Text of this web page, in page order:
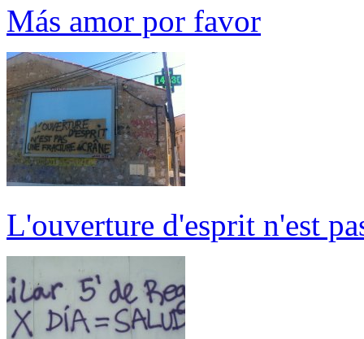
Más amor por favor
L'ouverture d'esprit n'est